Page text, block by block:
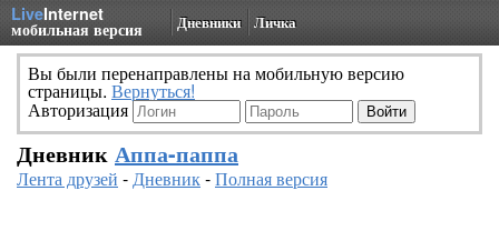
LiveInternet
мобильная версия Дневники Личка
Вы были перенаправлены на мобильную версию
страницы. Вернуться!
Авторизация
Дневник Аппа-паппа
Лента друзей -Дневник-Полная версия